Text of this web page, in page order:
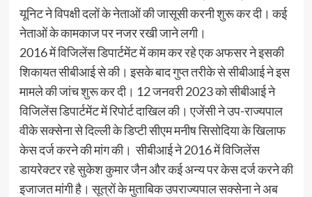
यूनिट ने विपक्षी दलों के नेताओं की जासूसी करनी शुरू कर दी। कई
नेताओं के कामकाज पर नजर रखी जाने लगी।
2016 में विजिलेंस डिपार्टमेंट में काम कर रहे एक अफसर ने इसकी
शिकायत सीबीआई से की। इसके बाद गुप्त तरीके से सीबीआई ने इस
मामले की जांच शुरू कर दी। 12 जनवरी 2023 को सीबीआई ने
विजिलेंस डिपार्टमेंट में रिपोर्ट दाखिल की। एजेंसी ने उप-राज्यपाल
वीके सक्सेना से दिल्ली के डिप्टी सीएम मनीष सिसोदिया के खिलाफ
केस दर्ज करने की मांग की। सीबीआई ने 2016 में विजिलेंस
डायरेक्टर रहे सुकेश कुमार जैन और कई अन्य पर केस दर्ज करने की
इजाजत मांगी है। सूत्रों के मुताबिक उपराज्यपाल सक्सेना ने अब